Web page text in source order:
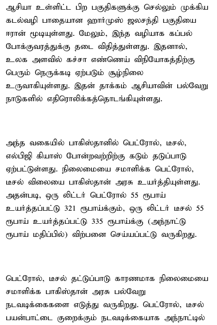
ஆசியா உள்ளிட்ட பிற பகுதிகளுக்கு செல்லும் முக்கிய
கடல்வழி பாதையான ஹார்முஸ் ஜலசந்தி பகுதியை
ஈரான் மூடியுள்ளது. மேலும், இந்த வழியாக கப்பல்
போக்குவரத்துக்கு தடை விதித்துள்ளது. இதனால்,
உலக அளவில் கச்சா எண்ணெய் விநியோகத்திற்கு
பெரும் நெருக்கடி ஏற்படும் சூழ்நிலை
உருவாகியுள்ளது. இதன் தாக்கம் ஆசியாவின் பல்வேறு
நாடுகளில் எதிரொலிக்கத்தொடங்கியுள்ளது.
அந்த வகையில் பாகிஸ்தானில் பெட்ரோல், டீசல்,
எல்பிஜி கியாஸ் போன்றவற்றிற்கு கடும் தடுப்பாடு
ஏற்பட்டுள்ளது. நிலைமையை சமாளிக்க பெட்ரோல்,
டீசல் விலையை பாகிஸ்தான் அரசு உயர்த்தியுள்ளது.
அதன்படி, ஒரு லிட்டர் பெட்ரோல் 55 ரூபாய்
உயர்த்தப்பட்டு 321 ரூபாய்க்கும், ஒரு லிட்டர் டீசல் 55
ரூபாய் உயர்த்தப்பட்டு 335 ரூபாய்க்கு (அந்நாட்டு
ரூபாய் மதிப்பில்) விற்பனை செய்யப்பட்டு வருகிறது.
பெட்ரோல், டீசல் தட்டுப்பாடு காரணமாக நிலைமையை
சமாளிக்க பாகிஸ்தான் அரசு பல்வேறு
நடவடிக்கைகளை எடுத்து வருகிறது. பெட்ரோல், டீசல்
பயன்பாட்டை குறைக்கும் நடவடிக்கையாக அந்நாட்டில்